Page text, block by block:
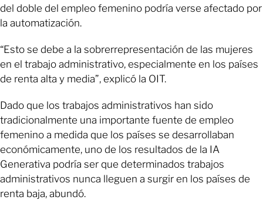
del doble del empleo femenino podría verse afectado por
la automatización.
“Esto se debe a la sobrerrepresentación de las mujeres
en el trabajo administrativo, especialmente en los países
de renta alta y media”, explicó la OIT.
Dado que los trabajos administrativos han sido
tradicionalmente una importante fuente de empleo
femenino a medida que los países se desarrollaban
económicamente, uno de los resultados de la IA
Generativa podría ser que determinados trabajos
administrativos nunca lleguen a surgir en los países de
renta baja, abundó.